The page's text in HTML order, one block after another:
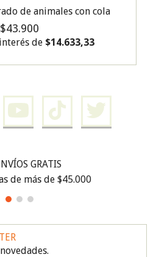
de animales con cola
$43.900
de $14.633,33
GRATIS
de más de $45.000